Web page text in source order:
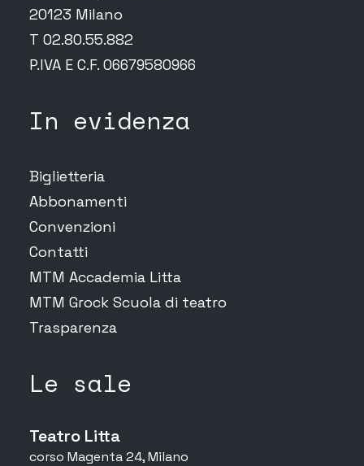
20123 Milano
T 02.80.55.882
P.IVA E C.F. 06679580966
In evidenza
Biglietteria
Abbonamenti
Convenzioni
Contatti
MTM Accademia Litta
MTM Grock Scuola di teatro
Trasparenza
Le sale
Teatro Litta
corso Magenta 24, Milano